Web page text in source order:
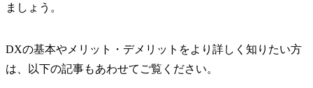
ましょう。
DXの基本やメリット・デメリットをより詳しく知りたい方
は、以下の記事もあわせてご覧ください。